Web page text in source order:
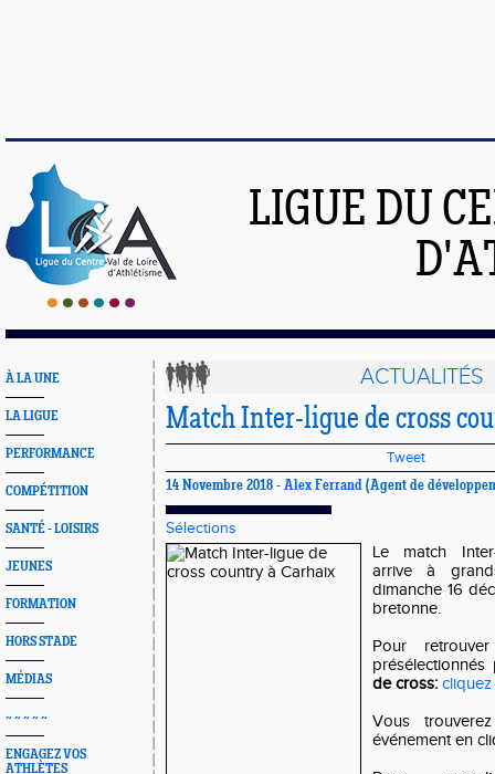
LIGUE DU
À LA UNE
LA LIGUE
PERFORMANCE
COMPÉTITION
SANTÉ - LOISIRS
JEUNES
FORMATION
HORS STADE
MÉDIAS
~ ~ ~ ~ ~
ENGAGEZ VOS
ATHLÈTES
ACTUALITÉS
Match Inter-ligue de cross
Tweet
14 Novembre 2018 - Alex Ferrand (Agent de
Sélections
Le match
arrive à
dimanche 16
bretonne.
Pour
de cross: cliquez
Vous
événement en